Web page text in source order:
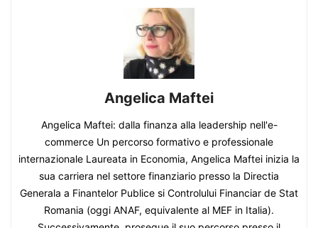
Angelica Maftei
Angelica Maftei: dalla finanza alla leadership nell'e-
commerce Un percorso formativo e professionale
internazionale Laureata in Economia, Angelica Maftei inizia la
sua carriera nel settore finanziario presso la Directia
Generala a Finantelor Publice si Controlului Financiar de Stat
Romania (oggi ANAF, equivalente al MEF in Italia).